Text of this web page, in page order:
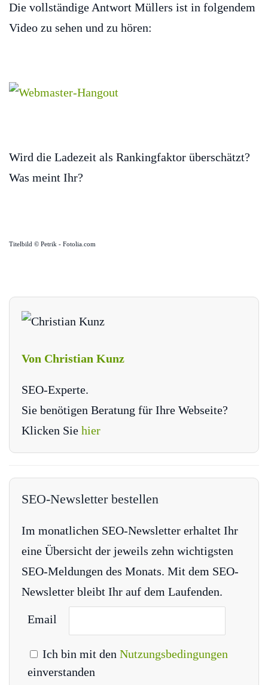
Die vollständige Antwort Müllers ist in folgendem
Video zu sehen und zu hören:
Wird die Ladezeit als Rankingfaktor überschätzt?
Was meint Ihr?
Titelbild © Petrik - Fotolia.com
Von Christian Kunz
SEO-Experte.
Sie benötigen Beratung für Ihre Webseite?
Klicken Sie hier
SEO-Newsletter bestellen
Im monatlichen SEO-Newsletter erhaltet Ihr
eine Übersicht der jeweils zehn wichtigsten
SEO-Meldungen des Monats. Mit dem SEO-
Newsletter bleibt Ihr auf dem Laufenden.
Email
Ich bin mit den Nutzungsbedingungen
einverstanden